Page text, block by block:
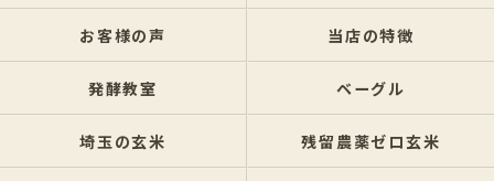
お客様の声 当店の特徴
発酵教室 ベーグル
埼玉の玄米 残留農薬ゼロ玄米